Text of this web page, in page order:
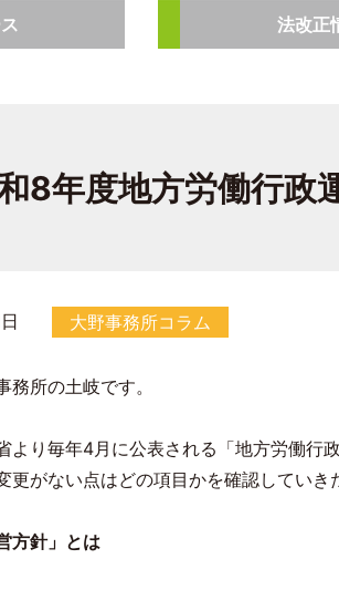
法改正
和8年度地方労働行政
大野事務所コラム
務所の土岐です。
より毎年4月に公表される「地方労働行
更がない点はどの項目かを確認していき
方針」とは